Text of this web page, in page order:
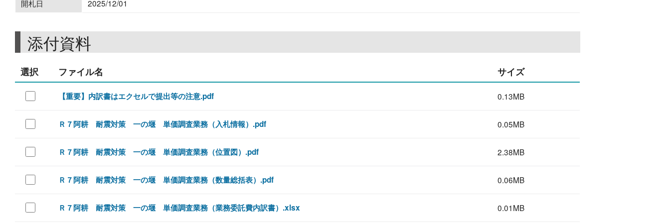
開札日 2025/12/01
添付資料
選択 ファイル名 サイズ
【重要】内訳書はエクセルで提出等の注意.pdf 0.13MB
Ｒ７阿耕 耐震対策 一の堰 単価調査業務（入札情報）.pdf 0.05MB
Ｒ７阿耕 耐震対策 一の堰 単価調査業務（位置図）.pdf 2.38MB
Ｒ７阿耕 耐震対策 一の堰 単価調査業務（数量総括表）.pdf 0.06MB
Ｒ７阿耕 耐震対策 一の堰 単価調査業務（業務委託費内訳書）.xlsx 0.01MB